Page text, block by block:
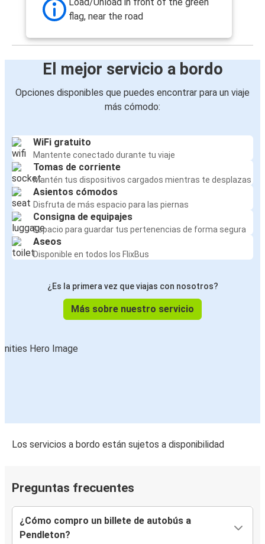
flag, near the road
El mejor servicio a bordo
Opciones disponibles que puedes encontrar para un viaje
más cómodo:
WiFi gratuito
Mantente conectado durante tu viaje
Tomas de corriente
Mantén tus dispositivos cargados mientras te desplazas
Asientos cómodos
Disfruta de más espacio para las piernas
Consigna de equipajes
Espacio para guardar tus pertenencias de forma segura
Aseos
Disponible en todos los FlixBus
¿Es la primera vez que viajas con nosotros?
Más sobre nuestro servicio
Los servicios a bordo están sujetos a disponibilidad
Preguntas frecuentes
¿Cómo compro un billete de autobús a
Pendleton?